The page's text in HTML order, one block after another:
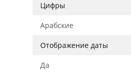
Цифры
Арабские
Отображение даты
Да